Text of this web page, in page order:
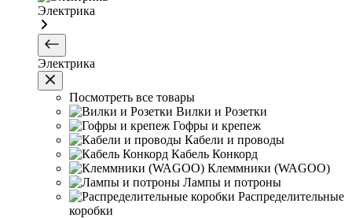
Электрика
Электрика
Посмотреть все товары
Вилки и Розетки
Гофры и крепеж
Кабели и проводы
Кабель Конкорд
Клеммники (WAGOО)
Лампы и потроны
Распределительные
коробки